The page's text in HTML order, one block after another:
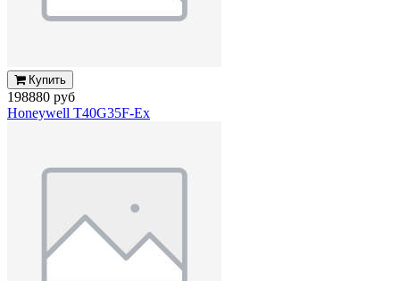
Купить
198880 руб
Honeywell T40G35F-Ex